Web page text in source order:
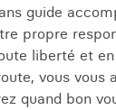
guide
propre
liberté et
vous vous
quand bon